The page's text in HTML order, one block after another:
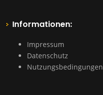
Informationen:
Impressum
Datenschutz
Nutzungsbedingungen